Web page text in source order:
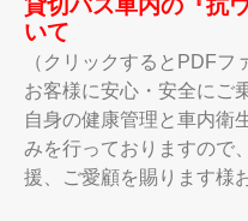
貸切バス車内の『抗
いて
（クリックするとPDFフ
お客様に安心・安全にご
自身の健康管理と車内衛
みを行っておりますので
援、ご愛顧を賜ります様